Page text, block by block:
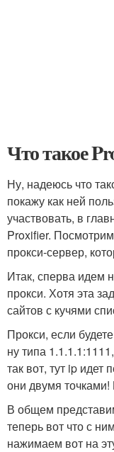
Что такое
Ну, надеюсь что
покажу как ней
участвовать, в
Proxifier.
прокси-сервер,
Итак, сперва идем
прокси. Хотя эта
сайтов с кучями
Прокси, если
ну типа
так вот, тут ip
они двумя
В общем
теперь вот что с
нажимаем вот на